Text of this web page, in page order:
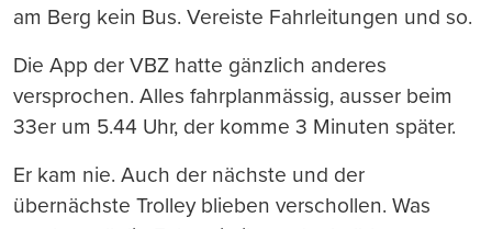
am Berg kein Bus. Vereiste Fahrleitungen und so.
Die App der VBZ hatte gänzlich anderes
versprochen. Alles fahrplanmässig, ausser beim
33er um 5.44 Uhr, der komme 3 Minuten später.
Er kam nie. Auch der nächste und der
übernächste Trolley blieben verschollen. Was